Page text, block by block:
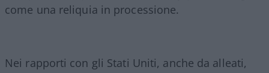
come una reliquia in processione.
Nei rapporti con gli Stati Uniti, anche da alleati,